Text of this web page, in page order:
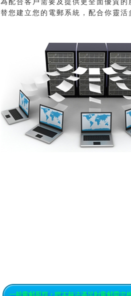
為配合客戶需要及提供更全面優質
替您建立您的電郵系統，配合你靈活